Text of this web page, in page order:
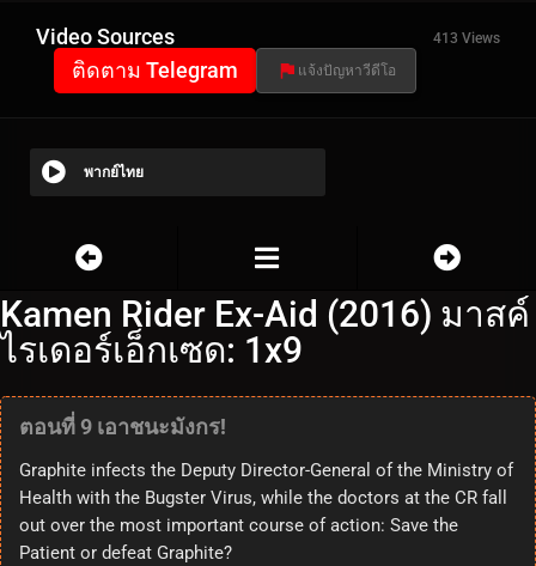
Video Sources 413 Views
ติดตาม Telegram แจ้งปัญหาวีดีโอ
พากย์ไทย
Kamen Rider Ex-Aid (2016) มาสค์
ไรเดอร์เอ็กเซด: 1x9
ตอนที่ 9 เอาชนะมังกร!
Graphite infects the Deputy Director-General of the Ministry of
Health with the Bugster Virus, while the doctors at the CR fall
out over the most important course of action: Save the
Patient or defeat Graphite?